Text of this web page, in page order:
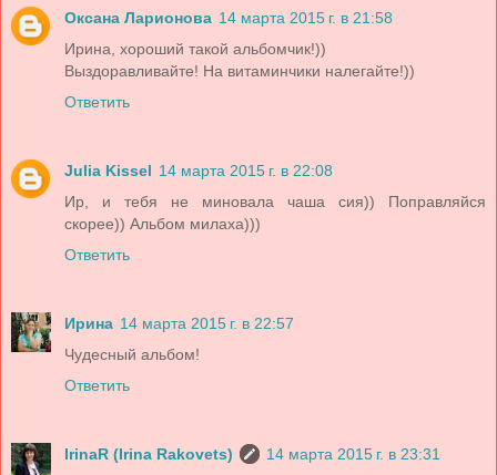
Оксана Ларионова 14 марта 2015 г. в 21:58
Ирина, хороший такой альбомчик!))
Выздоравливайте! На витаминчики налегайте!))
Ответить
Julia Kissel 14 марта 2015 г. в 22:08
Ир, и тебя не миновала чаша сия)) Поправляйся
скорее)) Альбом милаха)))
Ответить
Ирина 14 марта 2015 г. в 22:57
Чудесный альбом!
Ответить
IrinaR (Irina Rakovets)
14 марта 2015 г. в 23:31